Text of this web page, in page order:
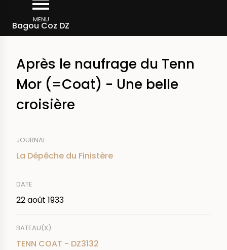
contenu
MENU
Bagou Coz DZ
d'Ariane
Rechercher dans la presse
Après le naufrage du Tenn
Mor (=Coat) - Une belle
croisière
JOURNAL
La Dépêche du Finistère
DATE
22 août 1933
BATEAU(X)
TENN COAT - DZ3132